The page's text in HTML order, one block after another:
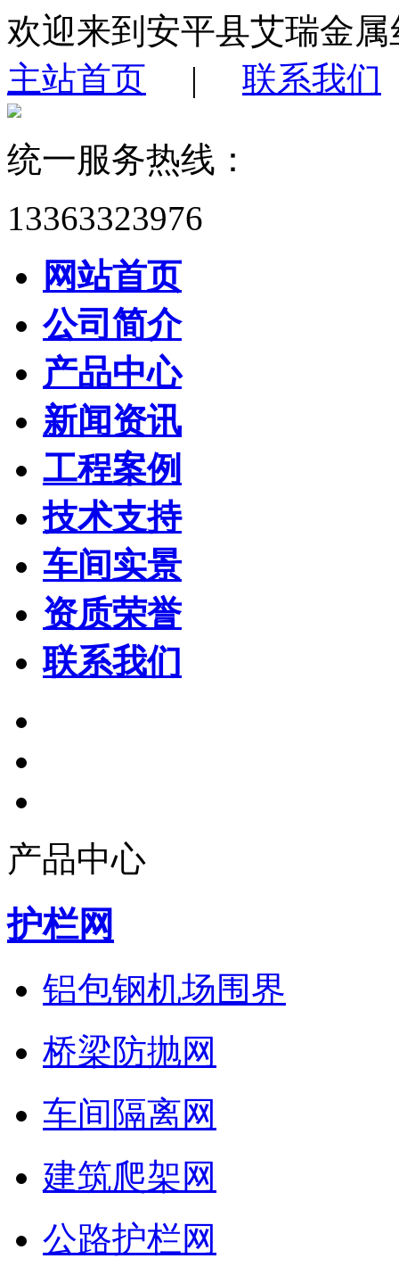
欢迎来到安平县艾瑞金
主站首页 | 联系我们
统一服务热线：
13363323976
网站首页
公司简介
产品中心
新闻资讯
工程案例
技术支持
车间实景
资质荣誉
联系我们
产品中心
护栏网
铝包钢机场围界
桥梁防抛网
车间隔离网
建筑爬架网
公路护栏网